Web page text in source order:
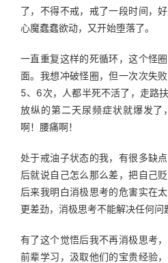
了，不得不戒，戒了一段时间，
心魔蠢蠢欲动，又开始堕落了。
一直重复这样的死循环，这个怪
面。我想冲破怪圈，但一次次失
5、6次，人都半死不活了，走路
放纵的第二天尿频症状就爆发了
啊！腰痛啊！
处于戒油子状态的我，有很多缺
后就说自己怎么那么差，把自己
后来我明白消极思考的危害实在
更差劲，消极思考不能解决任何问
有了这个觉悟后我不再消极思考
前辈学习，汲取他们的宝贵经验